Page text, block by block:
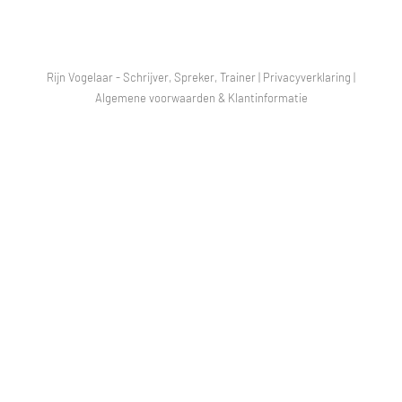
Rijn Vogelaar - Schrijver, Spreker, Trainer | Privacyverklaring |
Algemene voorwaarden & Klantinformatie